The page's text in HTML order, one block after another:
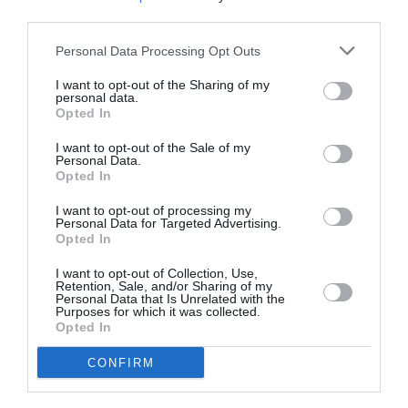
Personal Data Processing Opt Outs
I want to opt-out of the Sharing of my
personal data.
Opted In
I want to opt-out of the Sale of my
Personal Data.
Opted In
I want to opt-out of processing my
Personal Data for Targeted Advertising.
Opted In
I want to opt-out of Collection, Use,
Retention, Sale, and/or Sharing of my
Personal Data that Is Unrelated with the
Purposes for which it was collected.
Opted In
CONFIRM
„Virusul variolei maimuței este foarte puțin probabil
să provoace o epidemie, deoarece are nevoie de un
contact destul de strâns între două persoane pentru
autolimitate.
Dar vedem o situație fără precedent în care virusul
se răspândește într-un mod neobișnuit, cum ar fi
relațiile homosexuale între bărbați. Se pare că a
circulat nedetectat de câteva săptămâni și există
lanțuri de contagiune care nu au fost identificate